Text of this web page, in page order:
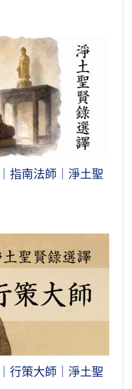
指南法師｜淨土聖
行策大師｜淨土聖